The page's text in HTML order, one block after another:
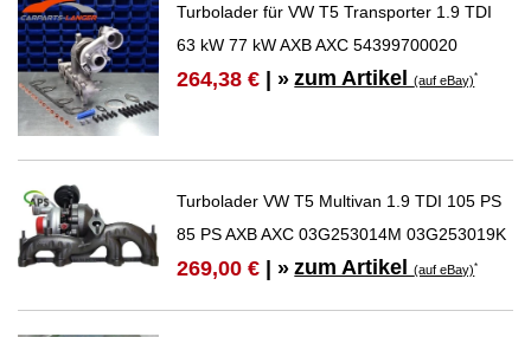
Turbolader für VW T5 Transporter 1.9 TDI
63 kW 77 kW AXB AXC 54399700020
264,38 € | » zum Artikel(auf eBay)*
Turbolader VW T5 Multivan 1.9 TDI 105 PS
85 PS AXB AXC 03G253014M 03G253019K
269,00 € | » zum Artikel(auf eBay)*